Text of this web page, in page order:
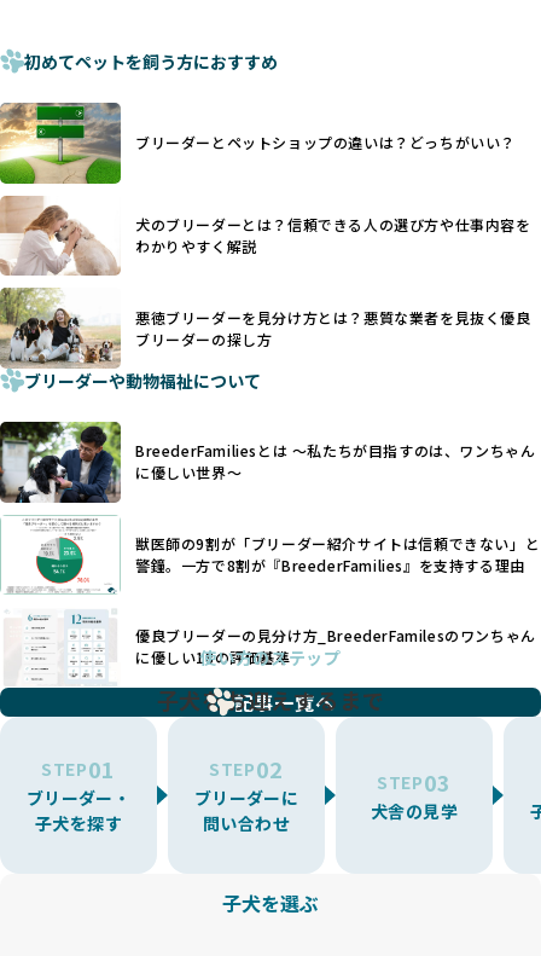
少なくなく、消費者にとって選択の判断が難しい現状があり
さらに、書類審査のみで掲載が許可されるサイトが多く、実
際の飼育環境やブリーダーの姿勢が見えにくい点も課題で
す。こうしたサイトでは、ブリーダーが記載する情報が主で
あり、実際の現場や日々のケアの状況がわからないため、営
利優先の「悪徳ブリーダー」が含まれるリスクが高まりま
す。
BreederFamiliesでは、ワンちゃんを大切にする「優良ブリ
ーダー」のみを紹介するために、法令を超えた独自の基準を
設け、ブリーダーの理念や飼育環境の厳格なチェックを行っ
ています。
一部の営利優先のブリーディングでは、母犬の出産負担を考
えずに大量繁殖が行われ、親犬が心身ともに疲弊するケース
が見られます。さらに、コストカットのために食事を減らし
たり、栄養のない食事を与える、適切な健康管理が行われな
いなど、ワンちゃんの健康と福祉が犠牲にされることも少な
くありません。
また、健康リスクが予測しづらいミックス犬の繁殖や、愛情
が行き届かない多頭飼育等も問題です。これらのブリーディ
ング手法は、ワンちゃんの福祉を無視し、利益のみを追求す
るブリーダーによるものが多く、消費者にとっても深刻な課
題となっています。
BreederFamiliesでは、こうしたワンちゃんに優しくないブ
リーディングをなくすため、すべてのワンちゃんを家族のよ
うに大切に飼育・繁殖を行っている「優良ブリーダー」のみ
BreederFamiliesでは、アニマルウェルフェアを最優先に考
えた6つの絶対基準と12の総合基準を設定しています。これに
ことを徹底しています。
BreederFamiliesでは、以下の6項目を必須条件とし、これら
手段でもあるため、切断されることで他の犬や人間との意思
ヨーロッパ諸国ではこうした処置が禁止されている一方で、
日本ではいまだ行われる場合があります。
優良ブリーダーは動物福祉を優先し、ワンちゃんの自然な姿
を大切にするため断尾・断耳を行いません。
一方、営利優先ブリーダーでは「見た目が良く売れやすい」
ことを理由に断尾や断耳を行うことがあり、中には麻酔なし
で処置するケースも見受けられます。
「耳やしっぽを切らない」詳細はこちら
犬種ごとに異なる健康リスクや育て方のポイントを理解し、
適切に対応するためには、深い知識と豊富な経験が欠かせま
せん。現在、犬種は200種類以上あり、それぞれに特有の健康
たとえば、パグは呼吸器系のトラブルを抱えやすく、ラブラ
ドール・レトリバーには股関節形成不全への注意が必要で
す。このような犬種ごとの違いを熟知し、適切なケアを提供
できるかどうかは、ブリーダーの専門性に大きく関わりま
す。
優良ブリーダーは、少数の犬種（一般的に3種以内）に絞って
繁殖を行い、各犬種の特徴を熟知しています。これにより、
犬種ごとの健康管理や繁殖において質の高いケアを提供する
ことが可能です。
一方、営利優先ブリーダーは流行や需要に応じて扱う犬種を
増やす傾向があり、犬種ごとに異なる健康問題や適切な育成
環境を十分に考慮しない場合があります。こうしたブリーダ
たりストレスを抱えたりするリスクが高まります。
「少数の犬種に集中」の詳細はこちら
すが、無計画な交配には健康リスクが伴います。異なる犬種
の特徴を持つことで予測しにくい健康問題が発生する可能性
が高く、診断や治療も複雑化する場合があります。また、ミ
初めてペットを飼う方におすすめ
ブリーダーとペットショップの違いは？どっちがいい？
犬のブリーダーとは？信頼できる人の選び方や仕事内容を
わかりやすく解説
悪徳ブリーダーを見分け方とは？悪質な業者を見抜く優良
ブリーダーの探し方
ブリーダーや動物福祉について
BreederFamiliesとは 〜私たちが目指すのは、ワンちゃん
に優しい世界〜
獣医師の9割が「ブリーダー紹介サイトは信頼できない」と
警鐘。一方で8割が『BreederFamilies』を支持する理由
優良ブリーダーの見分け方_BreederFamilesのワンちゃん
に優しい18の評価基準
記事一覧へ
使い方のステップ
子犬をお迎えするまで
STEP01
ブリーダー・
子犬を探す
STEP02
ブリーダーに
問い合わせ
STEP03
犬舎の見学
子犬を選ぶ